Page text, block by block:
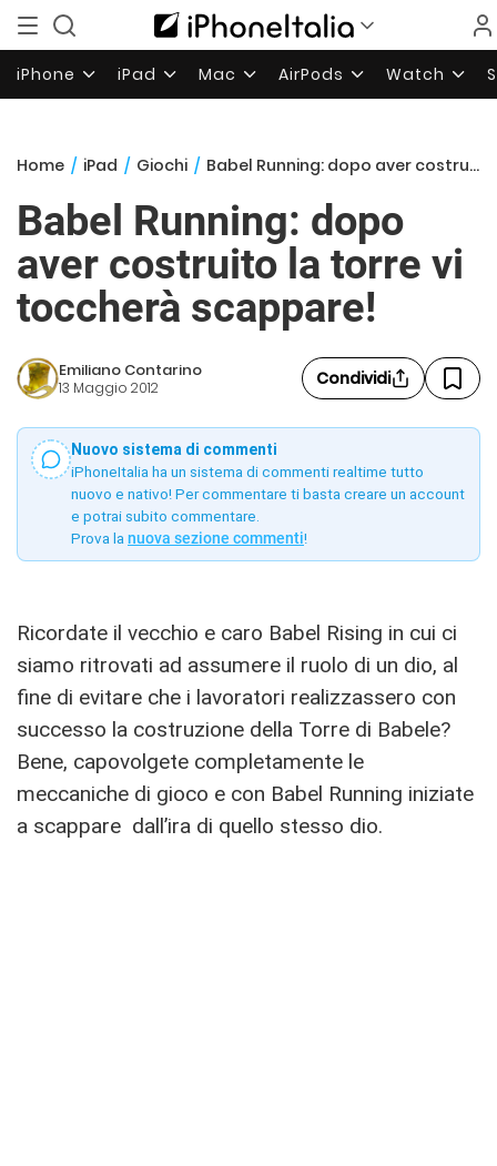
iPhone iPad Mac AirPods Watch
Home / iPad / Giochi / Babel Running: dopo aver costruito la torre vi toccherà scappare!
Babel Running: dopo
aver costruito la torre vi
toccherà scappare!
Emiliano Contarino
13 Maggio 2012 Condividi
Nuovo sistema di commenti
iPhoneItalia ha un sistema di commenti realtime tutto
nuovo e nativo! Per commentare ti basta creare un account
e potrai subito commentare.
Prova la nuova sezione commenti!
Ricordate il vecchio e caro Babel Rising in cui ci
siamo ritrovati ad assumere il ruolo di un dio, al
fine di evitare che i lavoratori realizzassero con
successo la costruzione della Torre di Babele?
Bene, capovolgete completamente le
meccaniche di gioco e con Babel Running iniziate
a scappare dall’ira di quello stesso dio.